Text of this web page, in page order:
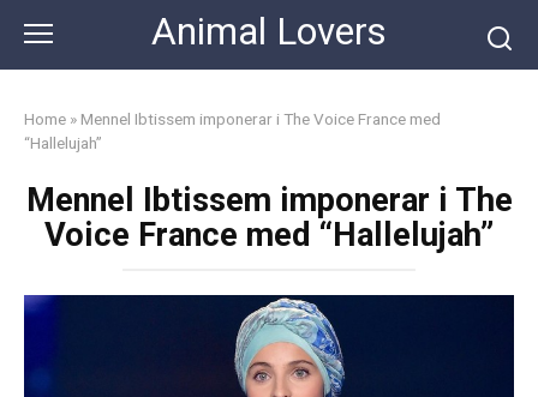
content
Animal Lovers
Home » Mennel Ibtissem imponerar i The Voice France med
“Hallelujah”
Mennel Ibtissem imponerar i The
Voice France med “Hallelujah”